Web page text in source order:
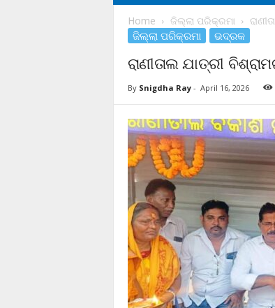
Home ଜିଲ୍ଲା ପରିକ୍ରମା
ଜିଲ୍ଲା ପରିକ୍ରମା ଭଦ୍ରକ
ରାଣୀତାଲ ଯାତ୍ରୀ
By Snigdha Ray- April 16, 2026